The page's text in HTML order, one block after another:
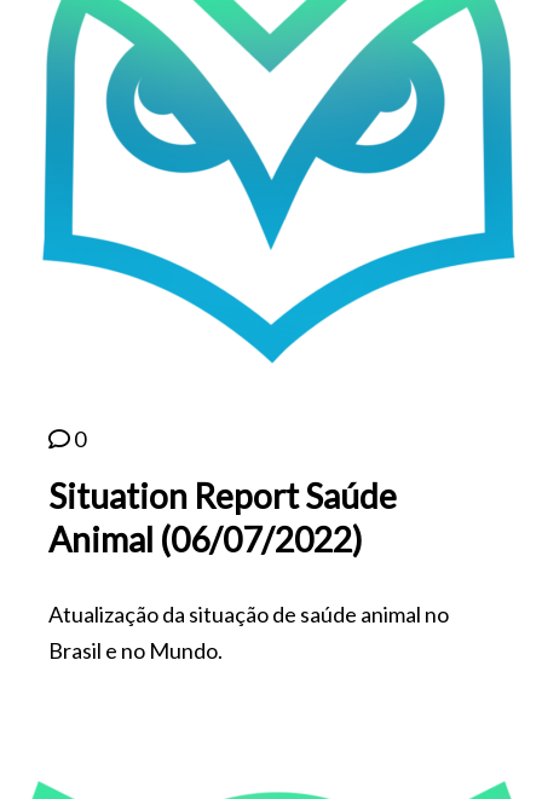
0
Situation Report Saúde
Animal (06/07/2022)
Atualização da situação de saúde animal no
Brasil e no Mundo.